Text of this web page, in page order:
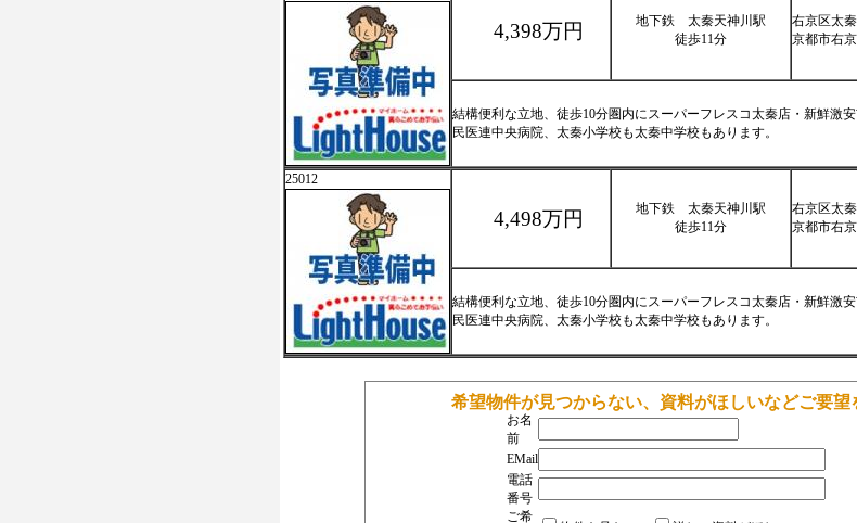
4,398万円
地下鉄 太秦天神川駅
徒歩11分
右京区太
京都市右
結構便利な立地、徒歩10分圏内にスーパーフレスコ太秦店・新鮮激
民医連中央病院、太秦小学校も太秦中学校もあります。
25012
4,498万円
地下鉄 太秦天神川駅
徒歩11分
右京区太
京都市右
結構便利な立地、徒歩10分圏内にスーパーフレスコ太秦店・新鮮激
民医連中央病院、太秦小学校も太秦中学校もあります。
希望物件が見つからない、資料がほしいなどご要望
お名
前
EMail
電話
番号
ご希